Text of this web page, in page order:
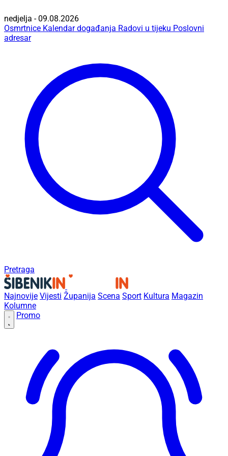
nedjelja - 09.08.2026
Osmrtnice Kalendar događanja Radovi u tijeku Poslovni
adresar
Pretraga
Najnovije Vijesti Županija Scena Sport Kultura Magazin
Kolumne
Promo